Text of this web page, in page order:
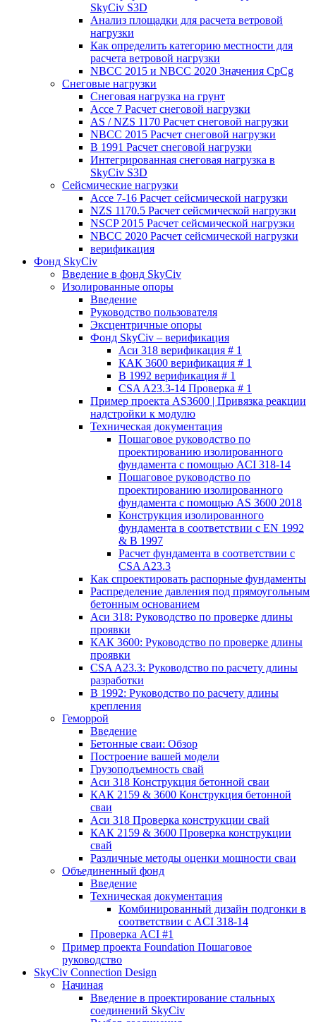
SkyCiv S3D
Анализ площадки для расчета ветровой
нагрузки
Как определить категорию местности для
расчета ветровой нагрузки
NBCC 2015 и NBCC 2020 Значения CpCg
Снеговые нагрузки
Снеговая нагрузка на грунт
Ассе 7 Расчет снеговой нагрузки
AS / NZS 1170 Расчет снеговой нагрузки
NBCC 2015 Расчет снеговой нагрузки
В 1991 Расчет снеговой нагрузки
Интегрированная снеговая нагрузка в
SkyCiv S3D
Сейсмические нагрузки
Ассе 7-16 Расчет сейсмической нагрузки
NZS 1170.5 Расчет сейсмической нагрузки
NSCP 2015 Расчет сейсмической нагрузки
NBCC 2020 Расчет сейсмической нагрузки
верификация
Фонд SkyCiv
Введение в фонд SkyCiv
Изолированные опоры
Введение
Руководство пользователя
Эксцентричные опоры
Фонд SkyCiv – верификация
Аси 318 верификация # 1
КАК 3600 верификация # 1
В 1992 верификация # 1
CSA A23.3-14 Проверка # 1
Пример проекта AS3600 | Привязка реакции
надстройки к модулю
Техническая документация
Пошаговое руководство по
проектированию изолированного
фундамента с помощью ACI 318-14
Пошаговое руководство по
проектированию изолированного
фундамента с помощью AS 3600 2018
Конструкция изолированного
фундамента в соответствии с EN 1992
& В 1997
Расчет фундамента в соответствии с
CSA A23.3
Как спроектировать распорные фундаменты
Распределение давления под прямоугольным
бетонным основанием
Аси 318: Руководство по проверке длины
проявки
КАК 3600: Руководство по проверке длины
проявки
CSA A23.3: Руководство по расчету длины
разработки
В 1992: Руководство по расчету длины
крепления
Геморрой
Введение
Бетонные сваи: Обзор
Построение вашей модели
Грузоподъемность свай
Аси 318 Конструкция бетонной сваи
КАК 2159 & 3600 Конструкция бетонной
сваи
Аси 318 Проверка конструкции свай
КАК 2159 & 3600 Проверка конструкции
свай
Различные методы оценки мощности сваи
Объединенный фонд
Введение
Техническая документация
Комбинированный дизайн подгонки в
соответствии с ACI 318-14
Проверка ACI #1
Пример проекта Foundation Пошаговое
руководство
SkyCiv Connection Design
Начиная
Введение в проектирование стальных
соединений SkyCiv